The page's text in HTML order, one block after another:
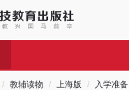
教辅读物 上海版 入学准备